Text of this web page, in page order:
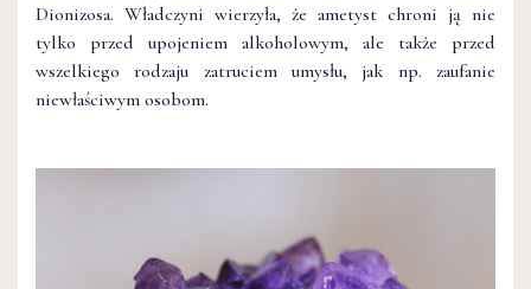
Dionizosa. Władczyni wierzyła, że ametyst chroni ją nie
tylko przed upojeniem alkoholowym, ale także przed
wszelkiego rodzaju zatruciem umysłu, jak np. zaufanie
niewłaściwym osobom.